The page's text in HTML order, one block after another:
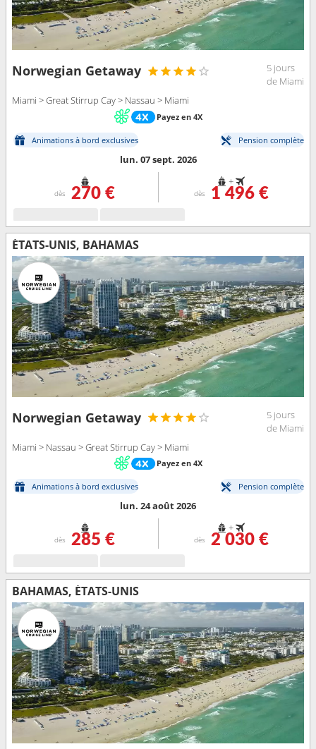
Norwegian Getaway
5 jours
de Miami
Miami > Great Stirrup Cay > Nassau > Miami
Payez en 4X
Animations à bord exclusives Pension complète
lun. 07 sept. 2026
dès 270 €
+
dès 1 496 €
ÉTATS-UNIS, BAHAMAS
Norwegian Getaway
5 jours
de Miami
Miami > Nassau > Great Stirrup Cay > Miami
Payez en 4X
Animations à bord exclusives Pension complète
lun. 24 août 2026
dès 285 €
+
dès 2 030 €
BAHAMAS, ÉTATS-UNIS